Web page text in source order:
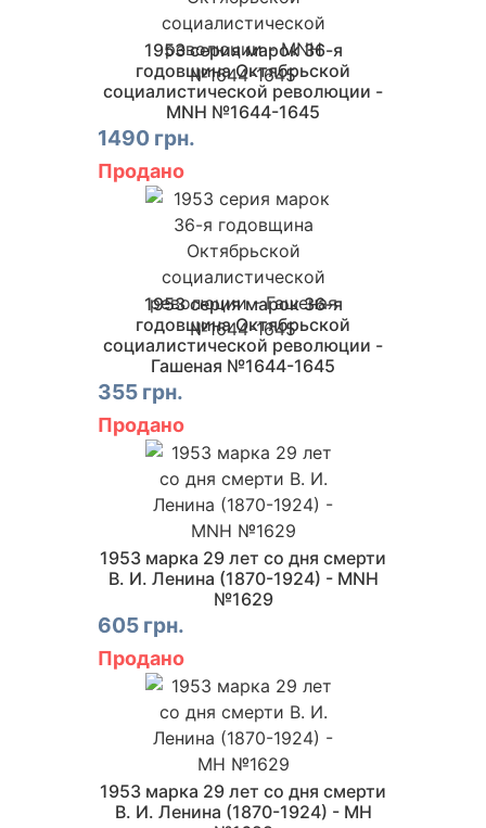
1953 серия марок 36-я
годовщина Октябрьской
социалистической революции -
MNH №1644-1645
1490 грн.
Продано
1953 серия марок 36-я
годовщина Октябрьской
социалистической революции -
Гашеная №1644-1645
355 грн.
Продано
1953 марка 29 лет со дня смерти
В. И. Ленина (1870-1924) - MNH
№1629
605 грн.
Продано
1953 марка 29 лет со дня смерти
В. И. Ленина (1870-1924) - MH